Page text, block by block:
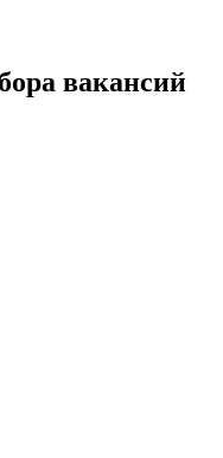
вакансий